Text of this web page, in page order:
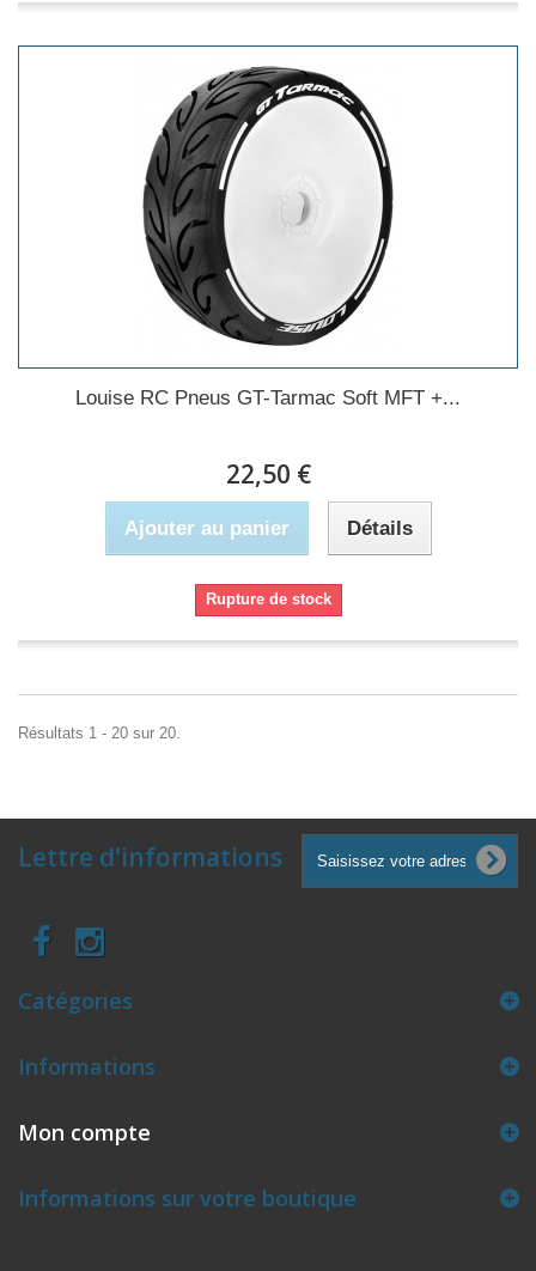
Louise RC Pneus GT-Tarmac Soft MFT +...
22,50 €
Ajouter au panier Détails
Rupture de stock
Résultats 1 - 20 sur 20.
Lettre d'informations
Catégories
Informations
Mon compte
Informations sur votre boutique